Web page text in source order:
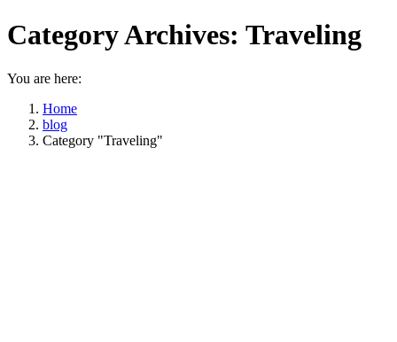
Category Archives: Traveling
You are here:
Home
blog
Category "Traveling"